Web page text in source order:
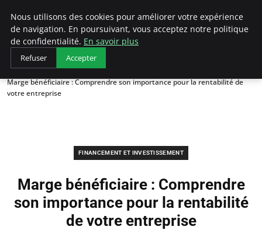
LECFCM
Accueil
Financement et investissement
Marge bénéficiaire : Comprendre son importance pour la rentabilité de
votre entreprise
FINANCEMENT ET INVESTISSEMENT
Marge bénéficiaire : Comprendre
son importance pour la rentabilité
de votre entreprise
Nous utilisons des cookies pour améliorer votre expérience
de navigation. En poursuivant, vous acceptez notre politique
de confidentialité. En savoir plus
Refuser Accepter